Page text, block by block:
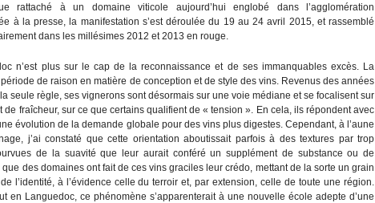
rattaché à un domaine viticole aujourd’hui englobé dans l’agglomération
à la presse, la manifestation s’est déroulée du 19 au 24 avril 2015, et rassemblé
dans les millésimes 2012 et 2013 en rouge.
n’est plus sur le cap de la reconnaissance et de ses immanquables excès. La
de raison en matière de conception et de style des vins. Revenus des années
seule règle, ses vignerons sont désormais sur une voie médiane et se focalisent sur
de fraîcheur, sur ce que certains qualifient de « tension ». En cela, ils répondent avec
évolution de la demande globale pour des vins plus digestes. Cependant, à l’aune
j’ai constaté que cette orientation aboutissait parfois à des textures par trop
de la suavité que leur aurait conféré un supplément de substance ou de
des domaines ont fait de ces vins graciles leur crédo, mettant de la sorte un grain
l’identité, à l’évidence celle du terroir et, par extension, celle de toute une région.
en Languedoc, ce phénomène s’apparenterait à une nouvelle école adepte d’une